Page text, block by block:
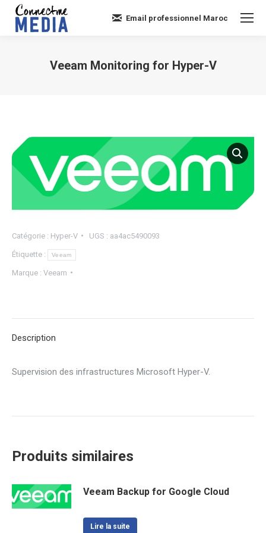
Email professionnel Maroc
Veeam Monitoring for Hyper-V
Catégorie : Hyper-V UGS : aa4ac5490093
Étiquette : Veeam
Marque : Veeam
Description
Supervision des infrastructures Microsoft Hyper-V.
Produits similaires
Veeam Backup for Google Cloud
Lire la suite